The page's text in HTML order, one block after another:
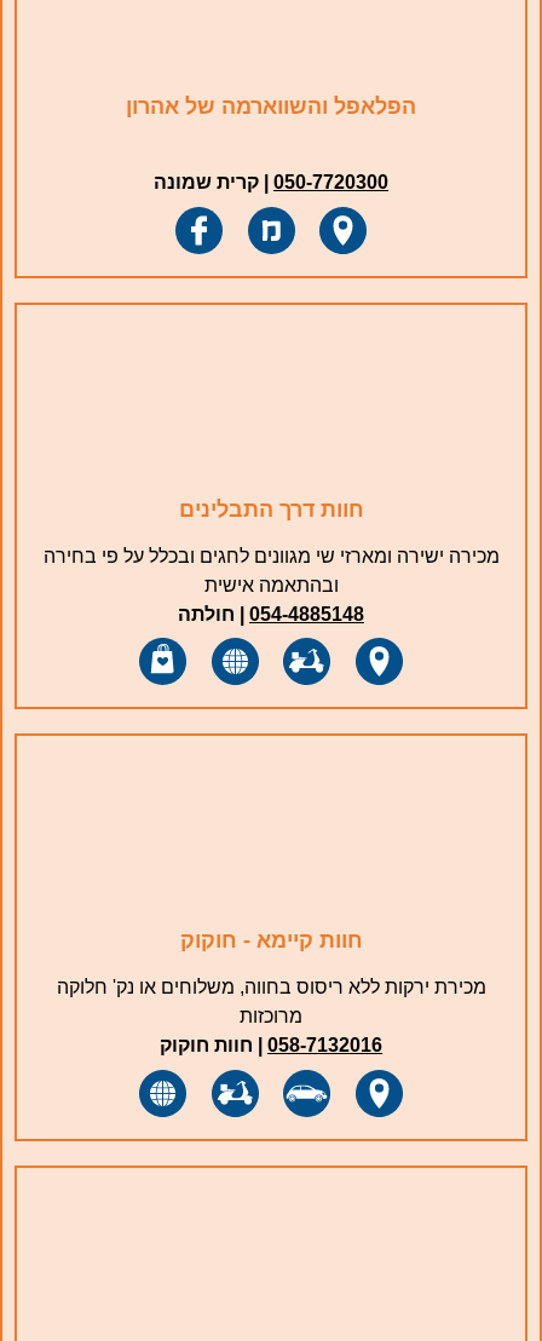
הפלאפל והשווארמה של אהרון
050-7720300 קרית שמונה
חוות דרך התבלינים
מכירה ישירה ומארזי שי מגוונים לחגים ובכלל על פי בחירה
ובהתאמה אישית
054-4885148 | חולתה
חוות קיימא - חוקוק
מכירת ירקות ללא ריסוס בחווה, משלוחים או נק' חלוקה
מרוכזות
058-7132016 | ‏חוות חוקוק